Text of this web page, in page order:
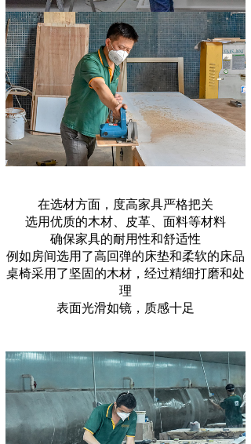
在选材方面，度高家具严格把关
选用优质的木材、皮革、面料等材料
确保家具的耐用性和舒适性
例如房间选用了高回弹的床垫和柔软的床品
桌椅采用了坚固的木材，经过精细打磨和处
理
表面光滑如镜，质感十足